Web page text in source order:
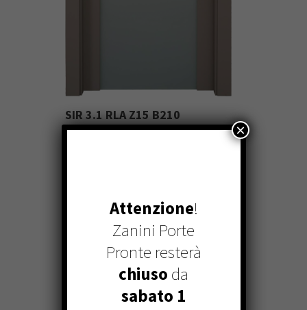
SIR 3.1 RLA Z15 B210
Attenzione!
Zanini Porte
Pronte resterà
chiuso da
sabato 1
×